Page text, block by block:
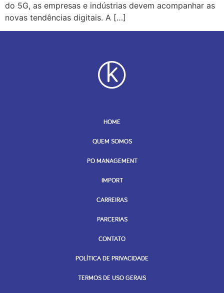
do 5G, as empresas e indústrias devem acompanhar as
novas tendências digitais. A […]
HOME
QUEM SOMOS
PO MANAGEMENT
IMPORT
CARREIRAS
PARCERIAS
CONTATO
POLÍTICA DE PRIVACIDADE
TERMOS DE USO GERAIS